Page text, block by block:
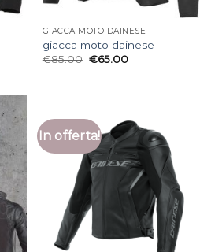
GIACCA MOTO DAINESE
giacca moto dainese
€85.00 €65.00
In offerta!